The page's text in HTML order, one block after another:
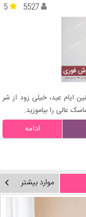
5 5527
ایام عید، خیلی زود از شر
عالی را بیاموزید.
ادامه
موارد بیشتر